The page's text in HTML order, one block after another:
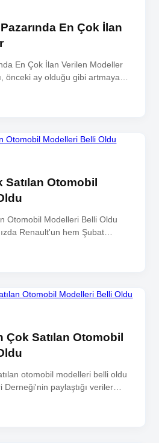
En Çok İlan
En Çok İlan Verilen Modeller
önceki ay olduğu gibi artmaya
Satılan Otomobil
Otomobil Modelleri Belli Oldu
Renault'un hem Şubat
Çok Satılan Otomobil
otomobil modelleri belli oldu
paylaştığı veriler